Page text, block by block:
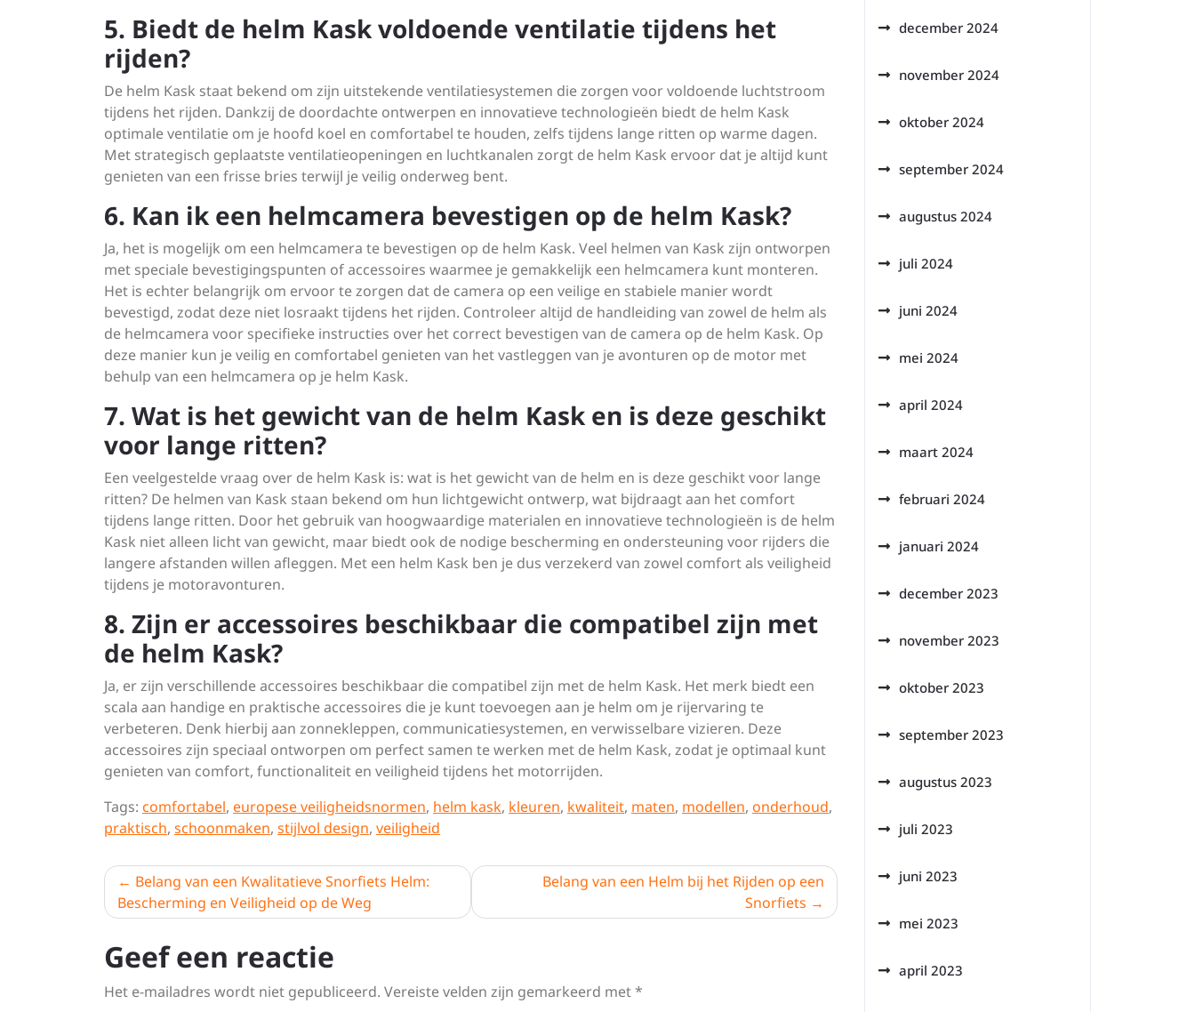
5. Biedt de helm Kask voldoende ventilatie tijdens het
rijden?
De helm Kask staat bekend om zijn uitstekende ventilatiesystemen die zorgen voor voldoende luchtstroom
tijdens het rijden. Dankzij de doordachte ontwerpen en innovatieve technologieën biedt de helm Kask
optimale ventilatie om je hoofd koel en comfortabel te houden, zelfs tijdens lange ritten op warme dagen.
Met strategisch geplaatste ventilatieopeningen en luchtkanalen zorgt de helm Kask ervoor dat je altijd kunt
genieten van een frisse bries terwijl je veilig onderweg bent.
6. Kan ik een helmcamera bevestigen op de helm Kask?
Ja, het is mogelijk om een helmcamera te bevestigen op de helm Kask. Veel helmen van Kask zijn ontworpen
met speciale bevestigingspunten of accessoires waarmee je gemakkelijk een helmcamera kunt monteren.
Het is echter belangrijk om ervoor te zorgen dat de camera op een veilige en stabiele manier wordt
bevestigd, zodat deze niet losraakt tijdens het rijden. Controleer altijd de handleiding van zowel de helm als
de helmcamera voor specifieke instructies over het correct bevestigen van de camera op de helm Kask. Op
deze manier kun je veilig en comfortabel genieten van het vastleggen van je avonturen op de motor met
behulp van een helmcamera op je helm Kask.
7. Wat is het gewicht van de helm Kask en is deze geschikt
voor lange ritten?
Een veelgestelde vraag over de helm Kask is: wat is het gewicht van de helm en is deze geschikt voor lange
ritten? De helmen van Kask staan bekend om hun lichtgewicht ontwerp, wat bijdraagt aan het comfort
tijdens lange ritten. Door het gebruik van hoogwaardige materialen en innovatieve technologieën is de helm
Kask niet alleen licht van gewicht, maar biedt ook de nodige bescherming en ondersteuning voor rijders die
langere afstanden willen afleggen. Met een helm Kask ben je dus verzekerd van zowel comfort als veiligheid
tijdens je motoravonturen.
8. Zijn er accessoires beschikbaar die compatibel zijn met
de helm Kask?
Ja, er zijn verschillende accessoires beschikbaar die compatibel zijn met de helm Kask. Het merk biedt een
scala aan handige en praktische accessoires die je kunt toevoegen aan je helm om je rijervaring te
verbeteren. Denk hierbij aan zonnekleppen, communicatiesystemen, en verwisselbare vizieren. Deze
accessoires zijn speciaal ontworpen om perfect samen te werken met de helm Kask, zodat je optimaal kunt
genieten van comfort, functionaliteit en veiligheid tijdens het motorrijden.
Tags: comfortabel, europese veiligheidsnormen, helm kask, kleuren, kwaliteit, maten, modellen, onderhoud,
praktisch, schoonmaken, stijlvol design, veiligheid
Berichtnavigatie
Belang van een Kwalitatieve Snorfiets Helm:
Bescherming en Veiligheid op de Weg
Belang van een Helm bij het Rijden op een
Snorfiets
Geef een reactie
Het e-mailadres wordt niet gepubliceerd. Vereiste velden zijn gemarkeerd met*
december 2024
november 2024
oktober 2024
september 2024
augustus 2024
juli 2024
juni 2024
mei 2024
april 2024
maart 2024
februari 2024
januari 2024
december 2023
november 2023
oktober 2023
september 2023
augustus 2023
juli 2023
juni 2023
mei 2023
april 2023